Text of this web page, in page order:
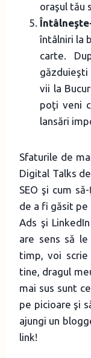
oraşul tău
întâlniri la
carte.
vii la
poţi veni
lansări
Sfaturile de
Digital Talks
SEO şi cum
de a fi găsit pe
Ads şi
are sens să
timp, voi
tine, dragul
mai sus sunt
pe picioare şi
ajungi un
link!